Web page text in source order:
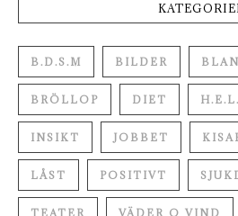
B.D.S.M BILDER
BRÖLLOP DIET
INSIKT JOBBET
LÅST POSITIVT
TEATER VÄDER O VIND